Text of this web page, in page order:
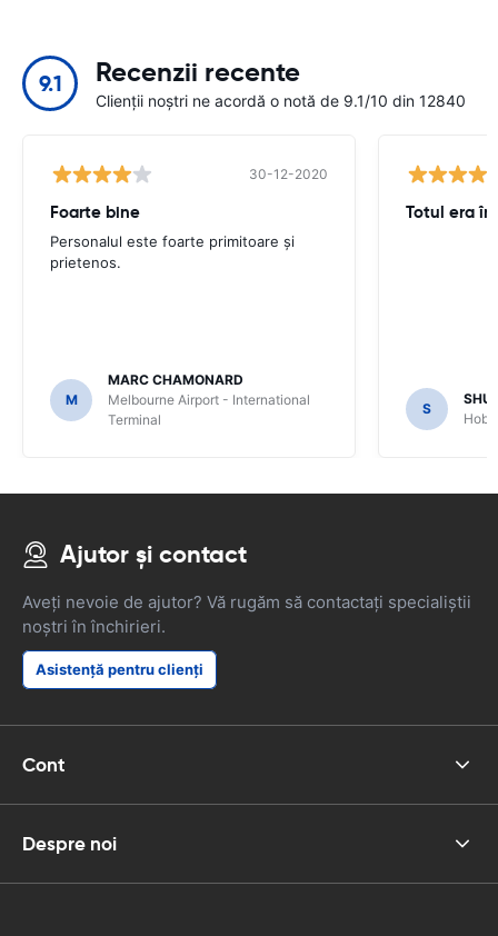
9.1 Recenzii recente
Clienții noștri ne acordă o notă de 9.1/10 din 12840
30-12-2020
Foarte bine
Personalul este foarte primitoare și
prietenos.
M
MARC CHAMONARD
Melbourne Airport - International
Terminal
Totul era
S
Ajutor și contact
Aveți nevoie de ajutor? Vă rugăm să contactați specialiștii
noștri în închirieri.
Asistență pentru clienți
Cont
Despre noi